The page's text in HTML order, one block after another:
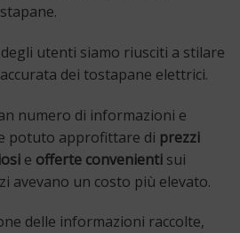
degli utenti siamo riusciti a stilare
dei tostapane elettrici.
numero di informazioni e
potuto approfittare di prezzi
e offerte convenienti sui
avevano un costo più elevato.
delle informazioni raccolte,